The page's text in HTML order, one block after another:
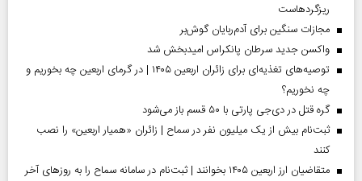
ریزگردهاست
مجازات سنگین برای آدم‌ربایان گوش‌بر
واکسن جدید سرطان پانکراس امیدبخش شد
توصیه‌های تغذیه‌ای برای زائران اربعین ۱۴۰۵ | در گرمای اربعین چه بخوریم و
چه نخوریم؟
گره قتل در دی‌جی پارتی با ۵۰ قسم باز می‌شود
ثبت‌نام بیش از یک میلیون نفر در سماح | زائران «همیار اربعین» را نصب
کنند
متقاضیان ارز اربعین ۱۴۰۵ بخوانند | ثبت‌نام در سامانه سماح را به روز‌های آخر